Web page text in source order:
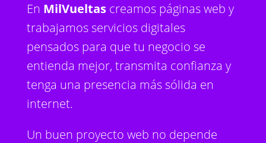
En MilVueltascreamos páginas web y
trabajamos servicios digitales
pensados para que tu negocio se
entienda mejor, transmita confianza y
tenga una presencia más sólida en
internet.
Un buen proyecto web no depende